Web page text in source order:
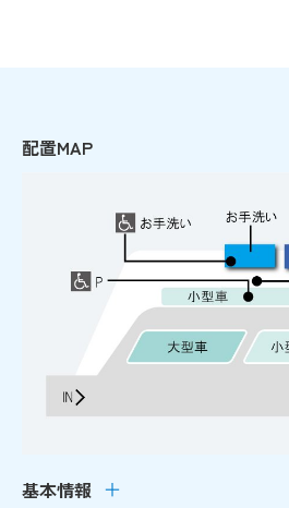
基本情報
配置MAP